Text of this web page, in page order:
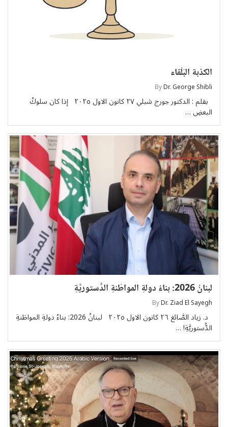
الكذبة البَلْقاء
ByDr. George Shibli
بقلم : الدكتور جورج شبلي ٢٧ كانون الاول ٢٠٢٥ إذا كان سلوكُ
البعضِ …
لبنانُ 2026: بناءُ دولةِ المواطَنةِ الدُّستوريَّةِ
ByDr. Ziad El Sayegh
د. زياد الصَّائغ ٢٦ كانون الاول ٢٠٢٥ لبنانُ 2026: بناءُ دولةِ المواطَنةِ
الدُّستوريَّةِ! …